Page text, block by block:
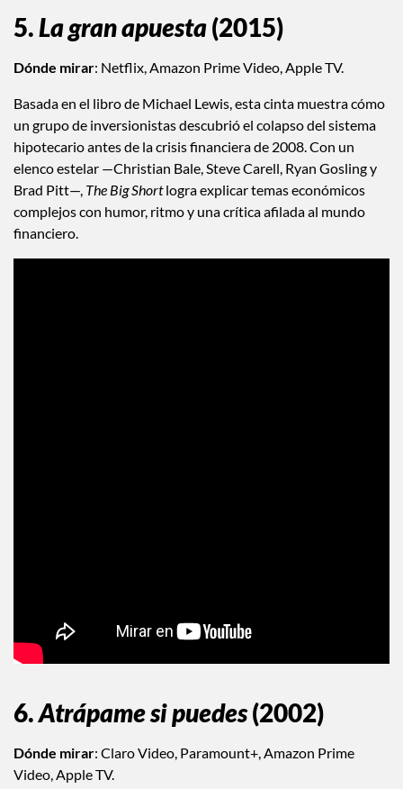
5.La gran apuesta(2015)
Dónde mirar: Netflix, Amazon Prime Video, Apple TV.
Basada en el libro de Michael Lewis, esta cinta muestra cómo
un grupo de inversionistas descubrió el colapso del sistema
hipotecario antes de la crisis financiera de 2008. Con un
elenco estelar —Christian Bale, Steve Carell, Ryan Gosling y
Brad Pitt—, The Big Shortlogra explicar temas económicos
complejos con humor, ritmo y una crítica afilada al mundo
financiero.
6.Atrápame si puedes(2002)
Dónde mirar: Claro Video, Paramount+, Amazon Prime
Video, Apple TV.